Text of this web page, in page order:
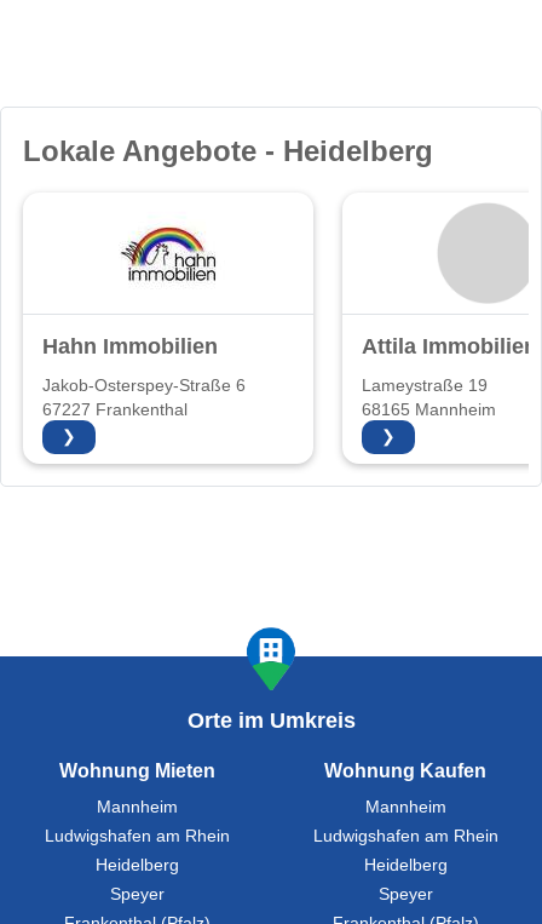
Lokale Angebote - Heidelberg
Hahn Immobilien
Jakob-Osterspey-Straße 6
67227 Frankenthal
❯
Attila Immobilien
Lameystraße 19
68165 Mannheim
❯
Orte im Umkreis
Wohnung Mieten
Mannheim
Ludwigshafen am Rhein
Heidelberg
Speyer
Wohnung Kaufen
Mannheim
Ludwigshafen am Rhein
Heidelberg
Speyer